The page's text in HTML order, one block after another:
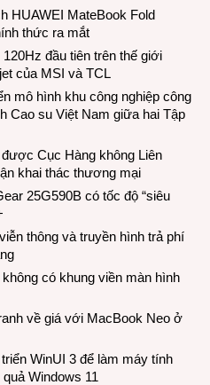
HUAWEI MateBook Fold
thức ra mắt
đầu tiên trên thế giới
của MSI và TCL
mô hình khu công nghiệp công
Cao su Việt Nam giữa hai Tập
Cục Hàng không Liên
khai thác thương mại
25G590B có tốc độ “siêu
thông và truyền hình trả phí
có khung viền màn hình
về giá với MacBook Neo ở
WinUI 3 để làm máy tính
Windows 11